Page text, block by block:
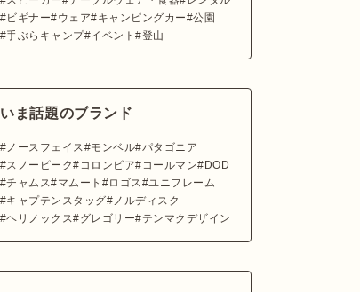
ビギナー
ウェア キャンピングカー
公園
手ぶらキャンプ イベント 登山
いま話題のブランド
ノースフェイス モンベル パタゴニア
スノーピーク
コロンビア コールマン
DOD
チャムス
マムート ロゴス
ユニフレーム
キャプテンスタッグ
ノルディスク
ヘリノックス
グレゴリー テンマクデザイン